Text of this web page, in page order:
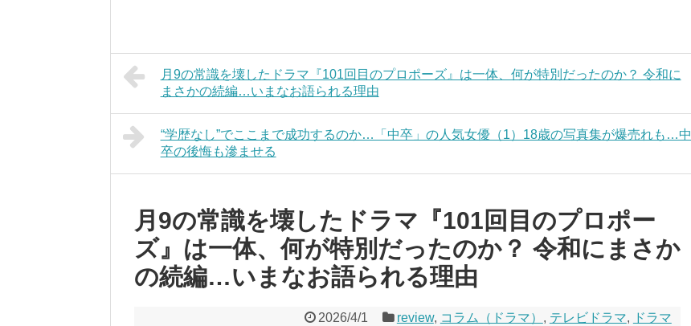
月9の常識を壊したドラマ『101回目のプロポーズ』は一体、何が特別だったのか？ 令和に
まさかの続編…いまなお語られる理由
“学歴なし”でここまで成功するのか…「中卒」の人気女優（1）18歳の写真集が爆売れも…中
卒の後悔も滲ませる
月9の常識を壊したドラマ『101回目のプロポー
ズ』は一体、何が特別だったのか？ 令和にまさか
の続編…いまなお語られる理由
2026/4/1 review, コラム（ドラマ） , テレビドラマ, ドラマ